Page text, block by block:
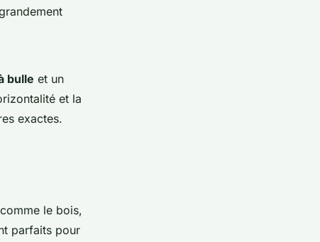
bulle et un
et la
exactes.
le bois,
parfaits pour